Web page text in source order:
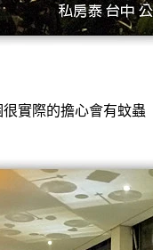
實際的擔心會有蚊蟲